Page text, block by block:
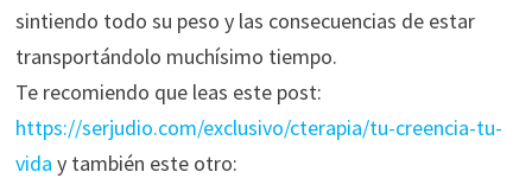
sintiendo todo su peso y las consecuencias de estar
transportándolo muchísimo tiempo.
Te recomiendo que leas este post:
https://serjudio.com/exclusivo/cterapia/tu-creencia-tu-
vida y también este otro: